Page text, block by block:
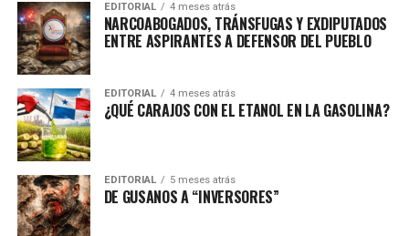
EDITORIAL 4 meses atrás
NARCOABOGADOS, TRÁNSFUGAS Y EXDIPUTADOS
ENTRE ASPIRANTES A DEFENSOR DEL PUEBLO
EDITORIAL 4 meses atrás
¿QUÉ CARAJOS CON EL ETANOL EN LA GASOLINA?
EDITORIAL 5 meses atrás
DE GUSANOS A “INVERSORES”